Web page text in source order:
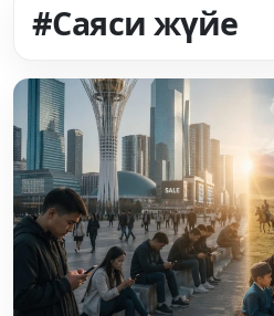
#Саяси жүйе